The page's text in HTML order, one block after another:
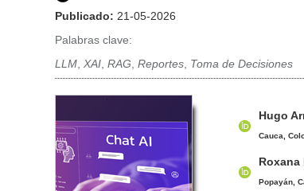
Publicado: 21-05-2026
Palabras clave:
LLM, XAI, RAG, Reportes, Toma de Decisiones
Barra lateral del artículo
u
r
Hugo
Cauca,
Roxana
Popayán,